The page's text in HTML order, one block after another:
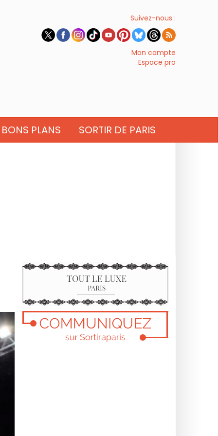
Suivez-nous :
Mon compte
Espace pro
BONS PLANS SORTIR DE PARIS